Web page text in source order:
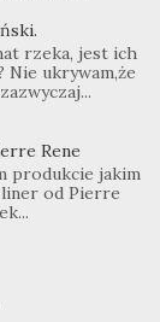
rzeka, jest ich
Nie ukrywam,że
Rene
produkcie jakim
od Pierre